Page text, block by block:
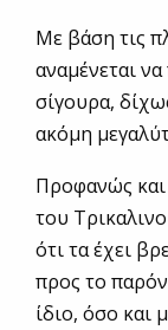
Με βάση τις
αναμένεται
σίγουρα,
ακόμη
Προφανώς και
του
ότι τα έχει
προς το
ίδιο, όσο και